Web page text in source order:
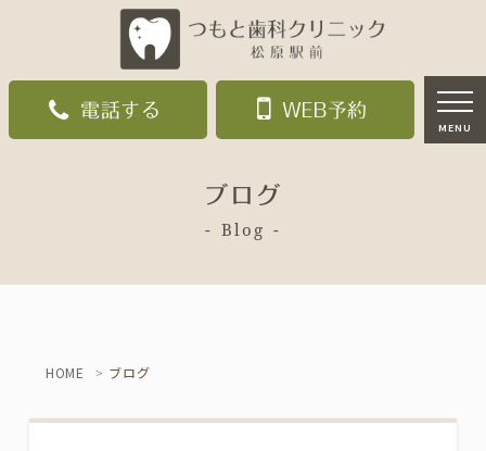
電話する WEB予約
MENU
ブログ
Blog
HOME ブログ